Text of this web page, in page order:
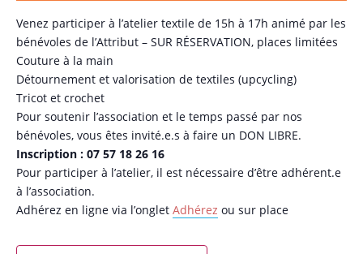
Venez participer à l’atelier textile de 15h à 17h animé par les
bénévoles de l’Attribut – SUR RÉSERVATION, places limitées
Couture à la main
Détournement et valorisation de textiles (upcycling)
Tricot et crochet
Pour soutenir l’association et le temps passé par nos
bénévoles, vous êtes invité.e.s à faire un DON LIBRE.
Inscription : 07 57 18 26 16
Pour participer à l’atelier, il est nécessaire d’être adhérent.e
à l’association.
Adhérez en ligne via l’onglet Adhérez ou sur place